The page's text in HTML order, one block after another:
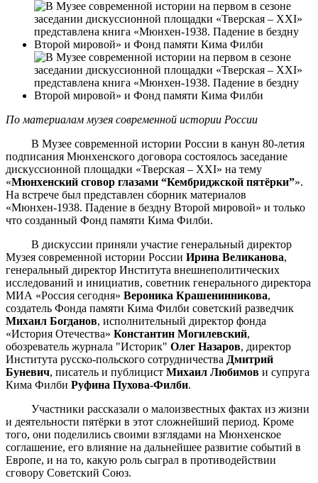
По материалам музея современной истории России
В Музее современной истории России в канун 80-летия
подписания Мюнхенского договора состоялось заседание
дискуссионной площадки «Тверская – XXI» на тему
«Мюнхенский сговор глазами “Кембриджской пятёрки”».
На встрече был представлен сборник материалов
«Мюнхен-1938. Падение в бездну Второй мировой» и только
что созданный Фонд памяти Кима Филби.
В дискуссии приняли участие генеральный директор
Музея современной истории России Ирина Великанова,
генеральный директор Института внешнеполитических
исследований и инициатив, советник генерального директора
МИА «Россия сегодня» Вероника Крашенинникова,
создатель Фонда памяти Кима Филби советский разведчик
Михаил Богданов, исполнительный директор фонда
«История Отечества» Константин Могилевский,
обозреватель журнала "Историк" Олег Назаров, директор
Института русско-польского сотрудничества Дмитрий
Буневич, писатель и публицист Михаил Любимов и супруга
Кима Филби Руфина Пухова-Филби.
Участники рассказали о малоизвестных фактах из жизни
и деятельности пятёрки в этот сложнейший период. Кроме
того, они поделились своими взглядами на Мюнхенское
соглашение, его влияние на дальнейшее развитие событий в
Европе, и на то, какую роль сыграл в противодействии
сговору Советский Союз.